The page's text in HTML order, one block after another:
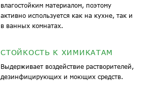
влагостойким материалом, поэтому
активно используется как на кухне, так и
в ванных комнатах.
СТОЙКОСТЬ К ХИМИКАТАМ
Выдерживает воздействие растворителей,
дезинфицирующих и моющих средств.